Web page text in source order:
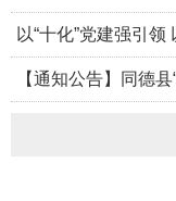
贫人口和监测帮扶对
以“十化”党建强引领
【通知公告】同德